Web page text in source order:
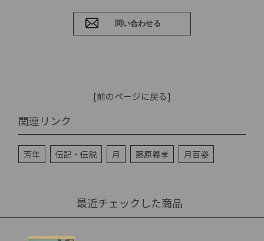
[前のページに戻る]
関連リンク
芳年 伝記・伝説 月 藤原義孝 月百姿
最近チェックした商品